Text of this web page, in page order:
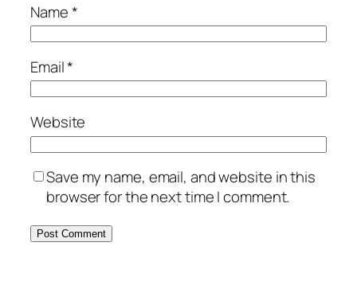
Name*
Email*
Website
Save my name, email, and website in this
browser for the next time I comment.